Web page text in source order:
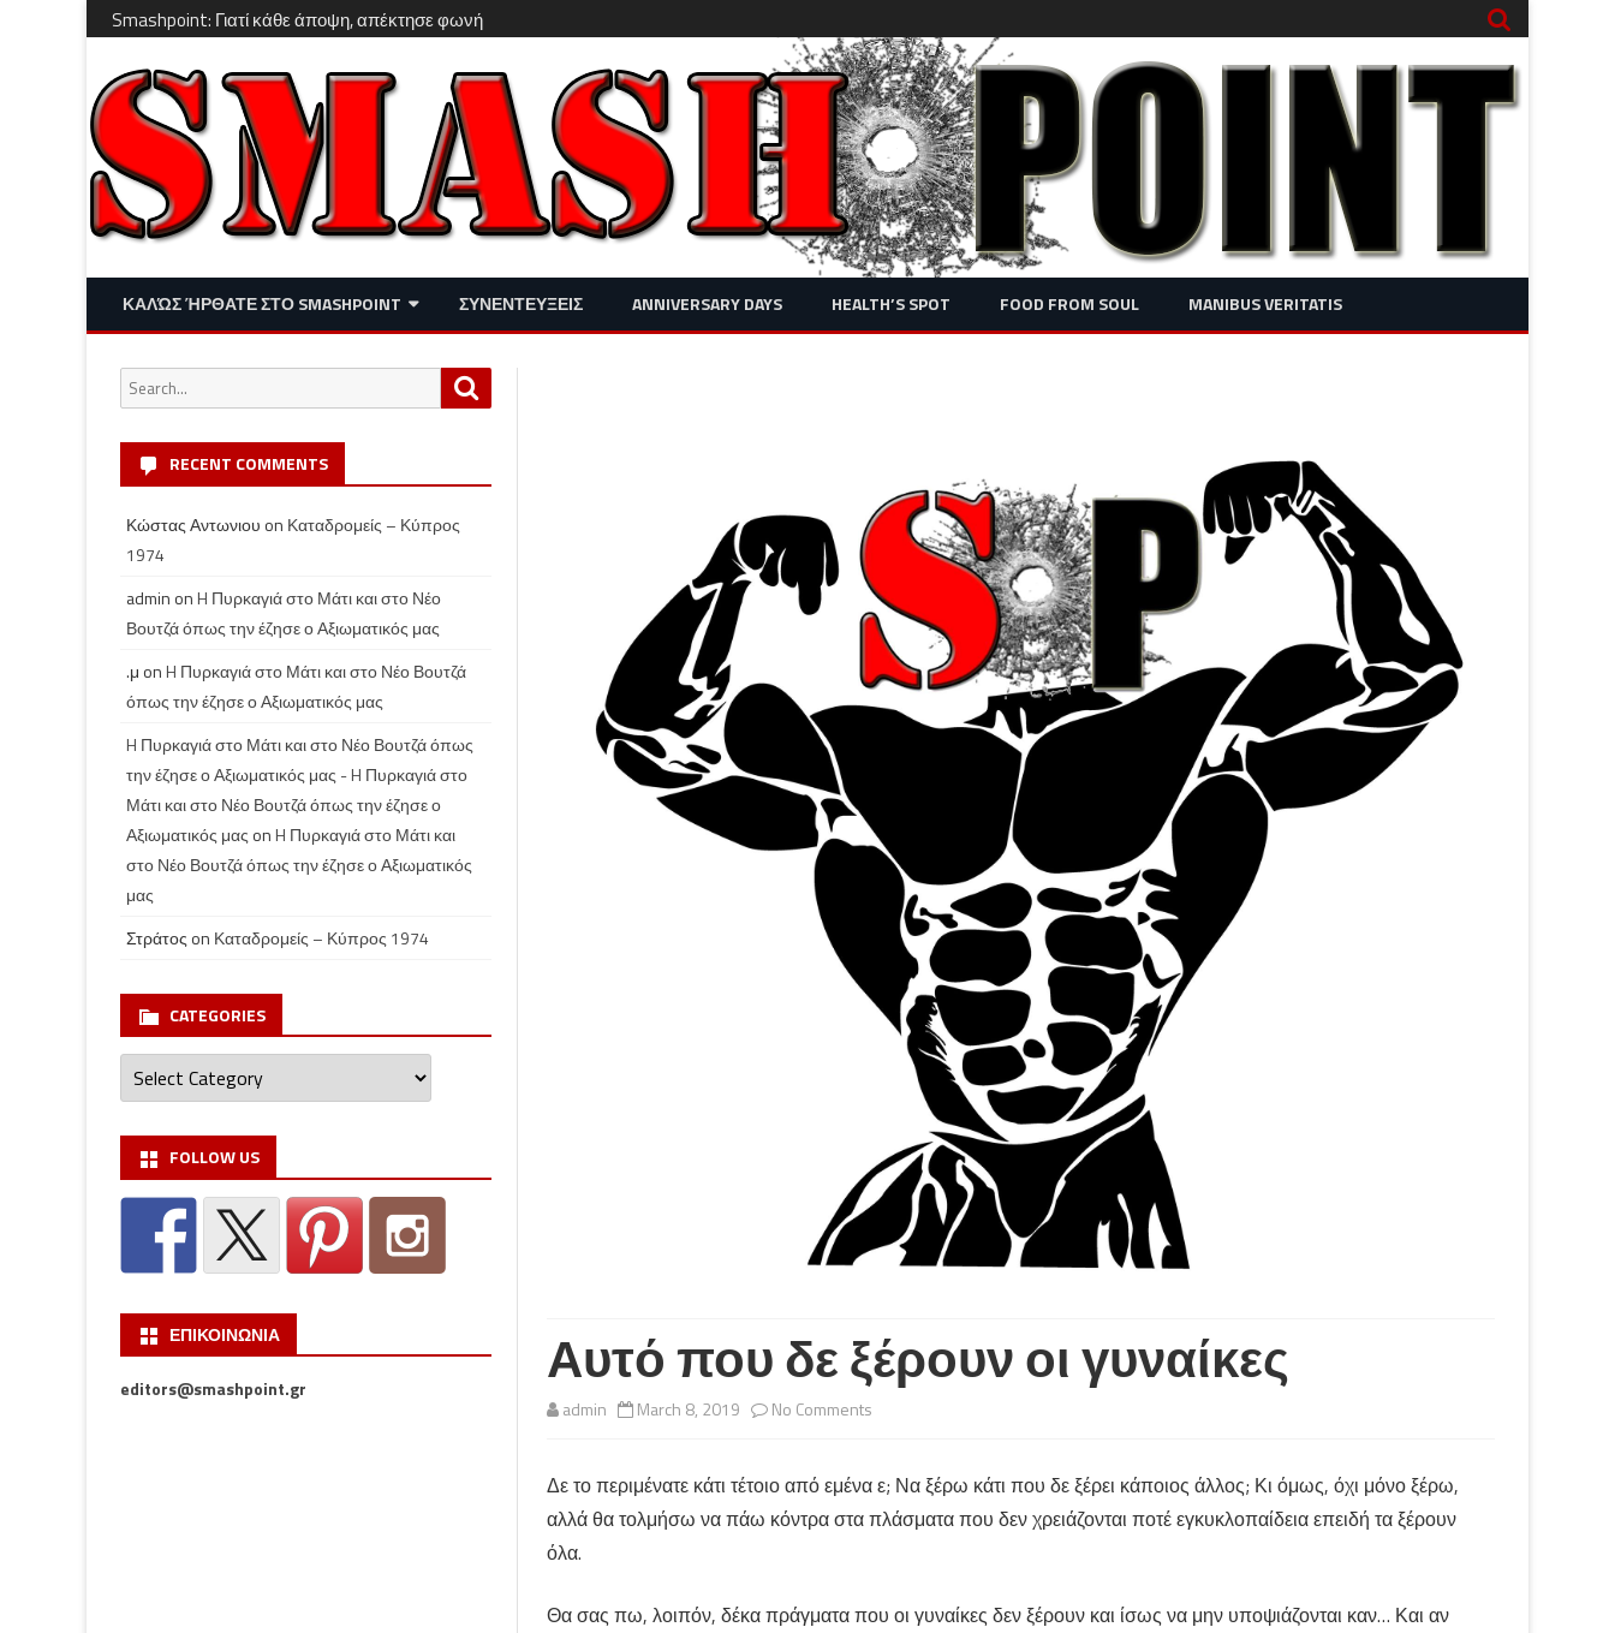
Smashpoint: Γιατί κάθε άποψη, απέκτησε φωνή
Skip
content
ΚΑΛΏΣ ΉΡΘΑΤΕ ΣΤΟ SMASHPOINT
ΔΙΑΣΚΈΔΑΣΗ – LIFESTYLE
ΣΥΝΕΝΤΕΥΞΕΙΣ ANNIVERSARY DAYS HEALTH’S SPOT FOOD FROM SOUL MANIBUS VERITATIS
Αυτό που δε ξέρουν οι γυναίκες
admin March 8, 2019 No Commentson
που
δε
οι
Δε το περιμένατε κάτι τέτοιο από εμένα ε; Να ξέρω κάτι που δε ξέρει κάποιος άλλος; Κι όμως, όχι μόνο ξέρω,
αλλά θα τολμήσω να πάω κόντρα στα πλάσματα που δεν χρειάζονται ποτέ εγκυκλοπαίδεια επειδή τα ξέρουν
όλα.
Θα σας πω, λοιπόν, δέκα πράγματα που οι γυναίκες δεν ξέρουν και ίσως να μην υποψιάζονται καν… Και αν
Search
for:
RECENT COMMENTS
Κώστας Αντωνιου on Καταδρομείς – Κύπρος
1974
admin onH Πυρκαγιά στο Μάτι και στο Νέο
Βουτζά όπως την έζησε ο Αξιωματικός μας
.μ onH Πυρκαγιά στο Μάτι και στο Νέο Βουτζά
όπως την έζησε ο Αξιωματικός μας
H Πυρκαγιά στο Μάτι και στο Νέο Βουτζά όπως
την έζησε ο Αξιωματικός μας - H Πυρκαγιά στο
Μάτι και στο Νέο Βουτζά όπως την έζησε ο
Αξιωματικός μας onH Πυρκαγιά στο Μάτι και
στο Νέο Βουτζά όπως την έζησε ο Αξιωματικός
μας
Στράτος on Καταδρομείς – Κύπρος 1974
CATEGORIES
Categories
FOLLOW US
ΕΠΙΚΟΙΝΩΝΙΑ
editors@smashpoint.gr